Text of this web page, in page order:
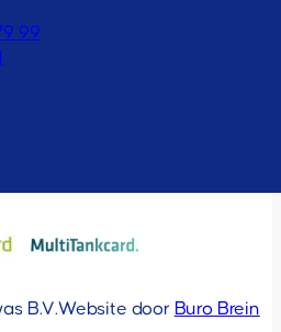
99
B.V.Website door Buro Brein